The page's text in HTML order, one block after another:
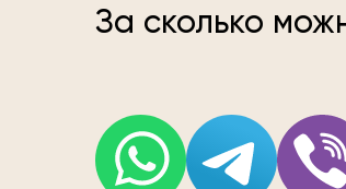
За сколько